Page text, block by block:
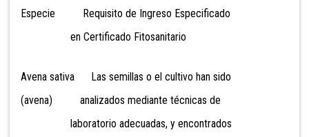
Especie Requisito de Ingreso Especificado
en Certificado Fitosanitario
Avena sativa Las semillas o el cultivo han sido
(avena) analizados mediante técnicas de
laboratorio adecuadas, y encontrados